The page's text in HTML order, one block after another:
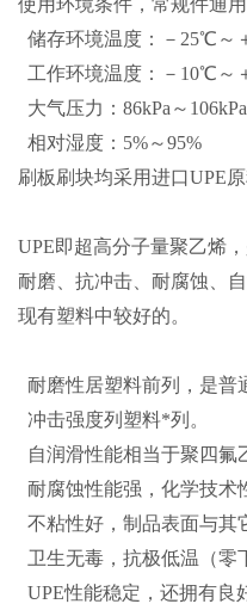
储存环境温度：－25℃～
工作环境温度：－10℃～
大气压力：86kPa～106kPa
相对湿度：5%～95%
刷板刷块均采用进口UPE
UPE即超高分子量聚乙烯
耐磨、抗冲击、耐腐蚀、
现有塑料中较好的。
耐磨性居塑料前列，是普
冲击强度列塑料*列。
自润滑性能相当于聚四氟
耐腐蚀性能强，化学技术
不粘性好，制品表面与其
卫生无毒，抗极低温（零
UPE性能稳定，还拥有良